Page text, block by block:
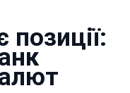
позиції: